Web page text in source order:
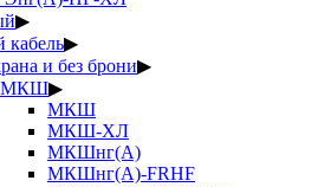
▶
▶
и без брони▶
МКШ▶
МКШ
МКШ-ХЛ
МКШнг(А)
МКШнг(А)-FRHF